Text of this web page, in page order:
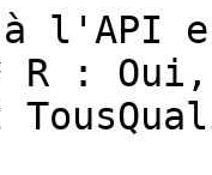
l'API
R :